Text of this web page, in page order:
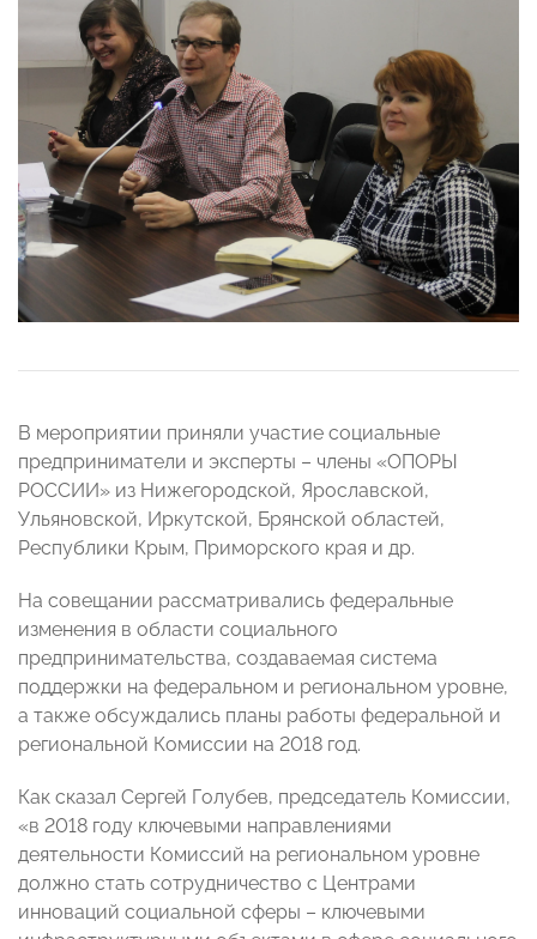
В мероприятии приняли участие социальные
предприниматели и эксперты – члены «ОПОРЫ
РОССИИ» из Нижегородской, Ярославской,
Ульяновской, Иркутской, Брянской областей,
Республики Крым, Приморского края и др.
На совещании рассматривались федеральные
изменения в области социального
предпринимательства, создаваемая система
поддержки на федеральном и региональном уровне,
а также обсуждались планы работы федеральной и
региональной Комиссии на 2018 год.
Как сказал Сергей Голубев, председатель Комиссии,
«в 2018 году ключевыми направлениями
деятельности Комиссий на региональном уровне
должно стать сотрудничество с Центрами
инноваций социальной сферы – ключевыми